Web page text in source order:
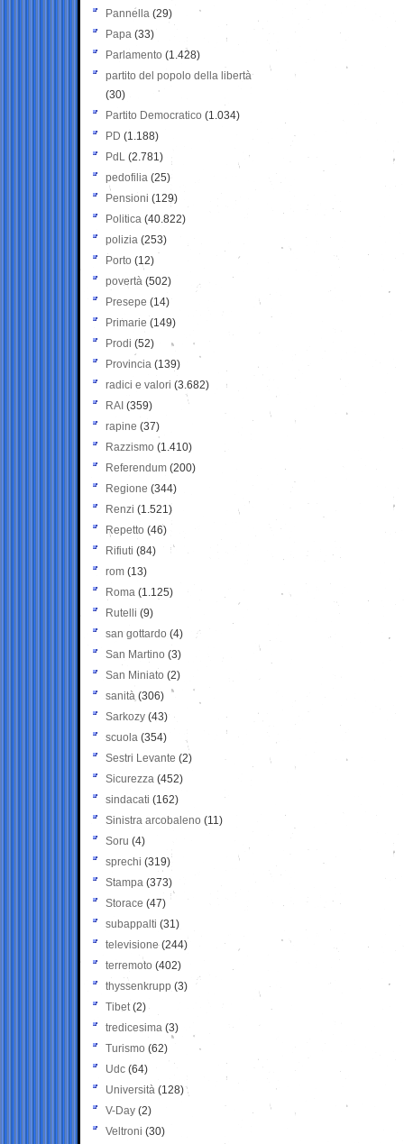
Pannella (29)
Papa (33)
Parlamento (1.428)
partito del popolo della libertà
(30)
Partito Democratico (1.034)
PD (1.188)
PdL (2.781)
pedofilia (25)
Pensioni (129)
Politica (40.822)
polizia (253)
Porto (12)
povertà (502)
Presepe (14)
Primarie (149)
Prodi (52)
Provincia (139)
radici e valori (3.682)
RAI (359)
rapine (37)
Razzismo (1.410)
Referendum (200)
Regione (344)
Renzi (1.521)
Repetto (46)
Rifiuti (84)
rom (13)
Roma (1.125)
Rutelli (9)
san gottardo (4)
San Martino (3)
San Miniato (2)
sanità (306)
Sarkozy (43)
scuola (354)
Sestri Levante (2)
Sicurezza (452)
sindacati (162)
Sinistra arcobaleno (11)
Soru (4)
sprechi (319)
Stampa (373)
Storace (47)
subappalti (31)
televisione(244)
terremoto (402)
thyssenkrupp (3)
Tibet(2)
tredicesima (3)
Turismo (62)
Udc (64)
Università (128)
V-Day (2)
Veltroni (30)